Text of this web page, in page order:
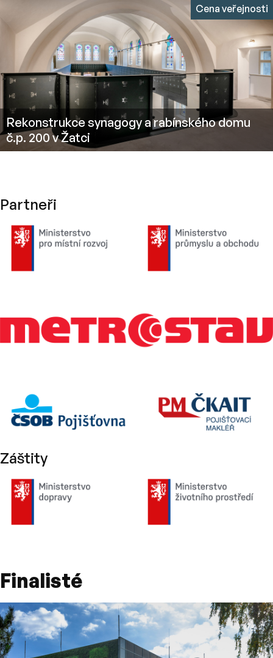
Cenu podporují
Partneři
Záštity
Rekonstrukce synagogy a rabínského domu
č.p. 200 v Žatci
Cena veřejnosti
Finalisté